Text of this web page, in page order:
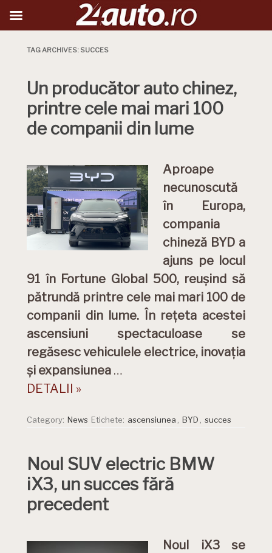
TAG ARCHIVES: SUCCES
Un producător auto chinez,
printre cele mai mari 100
de companii din lume
Aproape
necunoscută
în Europa,
compania
chineză BYD a
ajuns pe locul
91 în Fortune Global 500, reușind să
pătrundă printre cele mai mari 100 de
companii din lume. În rețeta acestei
ascensiuni spectaculoase se
regăsesc vehiculele electrice, inovația
și expansiunea …
DETALII »
Category: News Etichete: ascensiunea BYD succes
Noul SUV electric BMW
iX3, un succes fără
precedent
Noul iX3 se